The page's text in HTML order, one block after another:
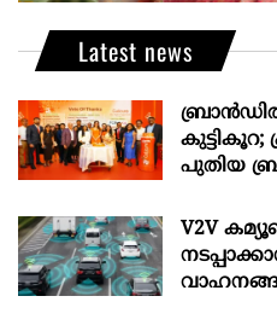
Latest news
കുട്ടികൂറ;
പുതിയ
V2V